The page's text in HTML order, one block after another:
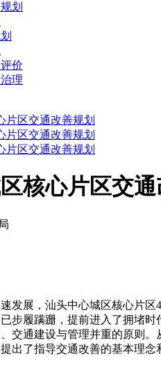
划
价
理
核心片区交通
发展，汕头中心城区核心片
步履蹒跚，提前进入了拥堵
交通建设与管理并重的原则
出了指导交通改善的基本理